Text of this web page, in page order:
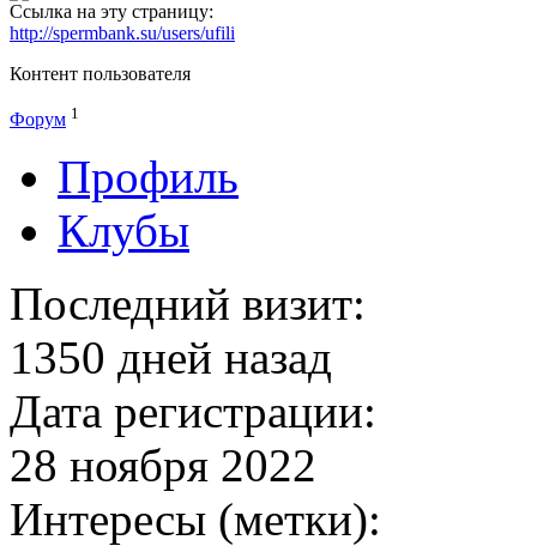
Ссылка на эту страницу:
http://spermbank.su/users/ufili
Контент пользователя
Форум 1
Профиль
Клубы
Последний визит:
1350 дней назад
Дата регистрации:
28 ноября 2022
Интересы (метки):